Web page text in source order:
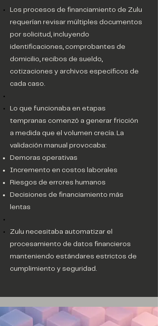
Los procesos de financiamiento de Zulu
requerían revisar múltiples documentos
por solicitud, incluyendo
identificaciones, comprobantes de
domicilio, recibos de sueldo,
cotizaciones y archivos específicos de
cada caso.
Lo que funcionaba en etapas
tempranas comenzó a generar fricción
a medida que el volumen crecía. La
validación manual provocaba:
Demoras operativas
Incremento en costos laborales
Riesgos de errores humanos
Decisiones de financiamiento más
lentas
Zulu necesitaba automatizar el
procesamiento de datos financieros
manteniendo estándares estrictos de
cumplimiento y seguridad.